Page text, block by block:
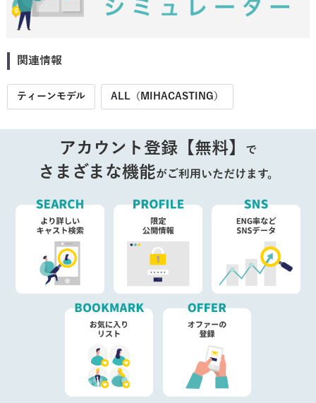
関連情報
ティーンモデル ALL（MIHACASTING）
アカウント登録【無料】 で
さまざまな機能がご利用いただけます。